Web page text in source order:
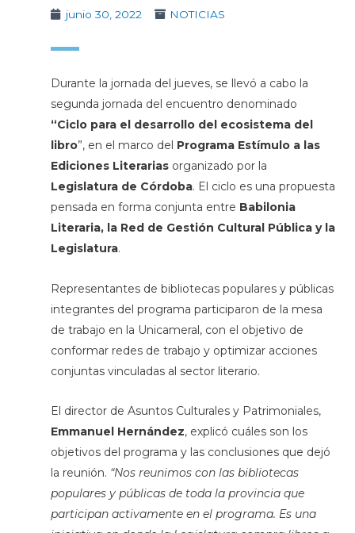
junio 30, 2022
NOTICIAS
Durante la jornada del jueves, se llevó a cabo la
segunda jornada del encuentro denominado
“Ciclo para el desarrollo del ecosistema del
libro”, en el marco del Programa Estímulo a las
Ediciones Literarias organizado por la
Legislatura de Córdoba. El ciclo es una propuesta
pensada en forma conjunta entre Babilonia
Literaria, la Red de Gestión Cultural Pública y la
Legislatura.
Representantes de bibliotecas populares y públicas
integrantes del programa participaron de la mesa
de trabajo en la Unicameral, con el objetivo de
conformar redes de trabajo y optimizar acciones
conjuntas vinculadas al sector literario.
El director de Asuntos Culturales y Patrimoniales,
Emmanuel Hernández, explicó cuáles son los
objetivos del programa y las conclusiones que dejó
la reunión. “Nos reunimos con las bibliotecas
populares y públicas de toda la provincia que
participan activamente en el programa. Es una